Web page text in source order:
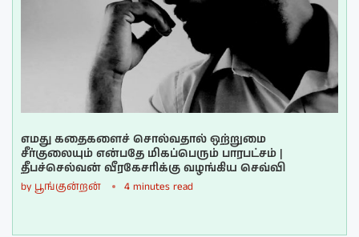
எமது கதைகளைச் சொல்வதால் ஒற்றுமை
சீர்குலையும் என்பதே மிகப்பெரும் பாரபட்சம் |
தீபச்செல்வன் வீரகேசரிக்கு வழங்கிய செவ்வி
by பூங்குன்றன் 4 minutes read